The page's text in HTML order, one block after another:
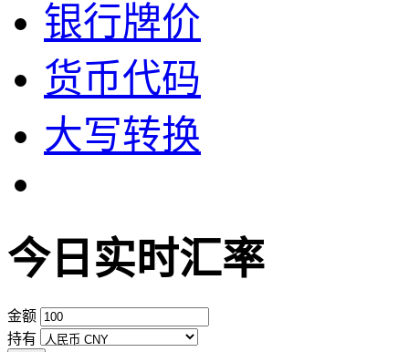
银行牌价
货币代码
大写转换
今日实时汇率
金额
持有